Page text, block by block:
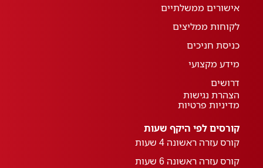
אישורים ממשלתיים
לקוחות ממליצים
כניסת חניכים
מידע מקצועי
דרושים
הצהרת נגישות
מדיניות פרטיות
קורסים לפי היקף שעות
קורס עזרה ראשונה 4 שעות
קורס עזרה ראשונה 6 שעות